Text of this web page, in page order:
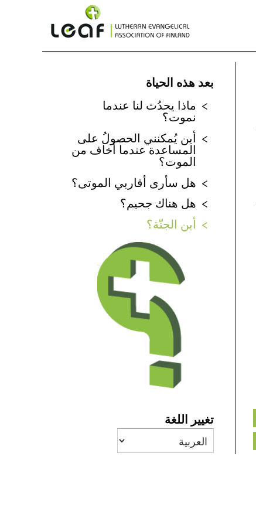
بعد هذه الحياة
ماذا يحدُث لنا عندما
نموت؟
أين يُمكنني الحصولُ على
المساعدة عندما أخاف من
الموت؟
هل سأرى أقاربي الموتى؟
هل هناك جحيم؟
أين الجنّة؟
تغيير اللغة